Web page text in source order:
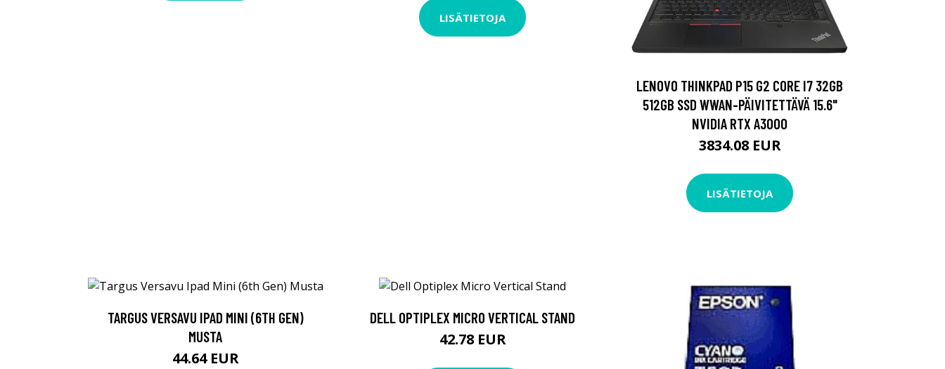
LISÄTIETOJA
LENOVO THINKPAD P15 G2 CORE I7 32GB
512GB SSD WWAN-PÄIVITETTÄVÄ 15.6"
NVIDIA RTX A3000
3834.08 EUR
LISÄTIETOJA
TARGUS VERSAVU IPAD MINI (6TH GEN)
MUSTA
44.64 EUR
DELL OPTIPLEX MICRO VERTICAL STAND
42.78 EUR